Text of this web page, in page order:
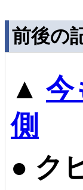
前後の
▲ 今
側
● ク